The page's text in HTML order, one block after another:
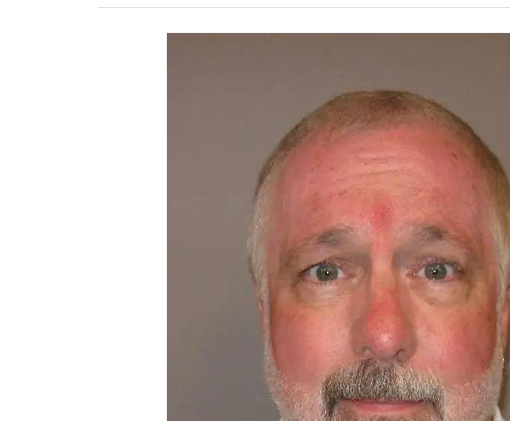
AI × Design : UX 디자이너의 5가지 생존 전략과 실전 대응